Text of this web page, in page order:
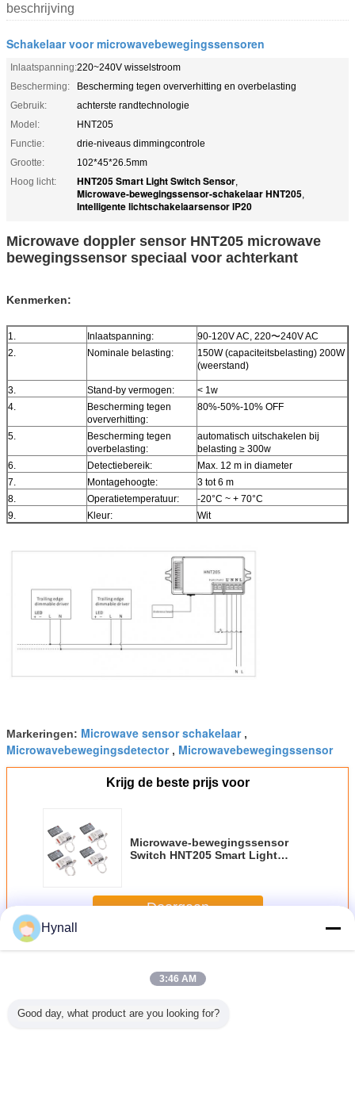
beschrijving
Schakelaar voor microwavebewegingssensoren
Inlaatspanning:220~240V wisselstroom
Bescherming:
Bescherming tegen oververhitting en overbelasting
Gebruik:
achterste randtechnologie
Model:
HNT205
Functie:
drie-niveaus dimmingcontrole
Grootte:
102*45*26.5mm
Hoog licht:
HNT205 Smart Light Switch Sensor,
Microwave-bewegingssensor-schakelaar HNT205,
Intelligente lichtschakelaarsensor IP20
Microwave doppler sensor HNT205 microwave
bewegingssensor speciaal voor achterkant
Kenmerken:
1. Inlaatspanning:
90-120V AC, 220〜240V AC
2.
Nominale belasting:
150W (capaciteitsbelasting) 200W
(weerstand)
3. Stand-by vermogen:
< 1w
4.
Bescherming tegen
oververhitting:
80%-50%-10% OFF
5.
Bescherming tegen
overbelasting:
automatisch uitschakelen bij
belasting ≥ 300w
6.
Detectiebereik:
Max. 12 m in diameter
7.
Montagehoogte:
3 tot 6 m
8.
Operatietemperatuur:
-20°C ~ + 70°C
9.
Kleur: Wit
Markeringen: Microwave sensor schakelaar,
Microwavebewegingsdetector, Microwavebewegingssensor
Krijg de beste prijs voor
Microwave-bewegingssensor
Switch HNT205 Smart Light
Doorgaan
MeerSchakelaar voor microwavebewegingssensoren
Hynall
3:46 AM
Good day, what product are you looking for?